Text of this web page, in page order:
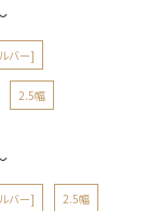
バー]
2.5幅
バー] 2.5幅